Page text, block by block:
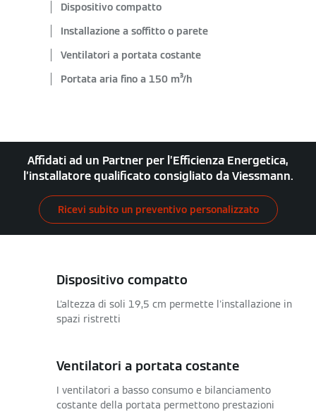
Dispositivo compatto
Installazione a soffitto o parete
Ventilatori a portata costante
Portata aria fino a 150 m³/h
Affidati ad un Partner per l’Efficienza Energetica,
l’installatore qualificato consigliato da Viessmann.
Ricevi subito un preventivo personalizzato
Dispositivo compatto
L'altezza di soli 19,5 cm permette l'installazione in
spazi ristretti
Ventilatori a portata costante
I ventilatori a basso consumo e bilanciamento
costante della portata permettono prestazioni